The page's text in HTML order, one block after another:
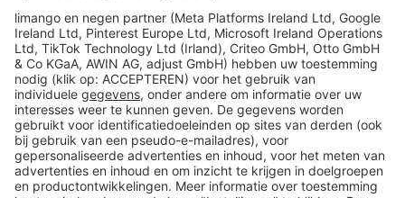
limango
Veilig winkelen
Klantenservice
Shop
Acties